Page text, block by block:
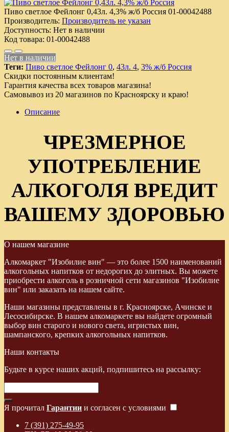
Пиво светлое Фейлонг 0,43л. 4,3% ж/б Россия 01-00042488
Производитель: Производитель не указан
Доступность: Нет в наличии
Код товара: 01-00042488
Нет в наличии
Теги: Пиво светлое Фейлонг 0, 43л. 4, 3% ж/б Россия
Скидки постоянным клиентам!
Гарантия качества всех товаров магазина!
Самовывоз из 20 магазинов по Красноярску и краю!
Описание
ЧРЕЗМЕРНОЕ
УПОТРЕБЛЕНИЕ
АЛКОГОЛЯ ВРЕДИТ
ВАШЕМУ ЗДОРОВЬЮ
О нашем магазине
Алкомаркет "Изобилие вин" — это более 1500 наименований
алкогольных напитков от недорогих до элитных. Вы можете
приобрести алкоголь в розничной сети магазинов "Изобилие
вин" или заказать на нашем сайте.
Наши магазины представлены в г. Красноярске, Ачинске и
Лесосибирске. В нашем алкомаркете вы найдете огромный
выбор вин старого и нового света, игристых вин,
шампанского, крепких алкогольных напитков.
Наши контакты
Будьте в курсе наших акций, подпишитесь на рассылку:
Я прочитал Гарантии и согласен с условиями
7 (391) 275-49-95